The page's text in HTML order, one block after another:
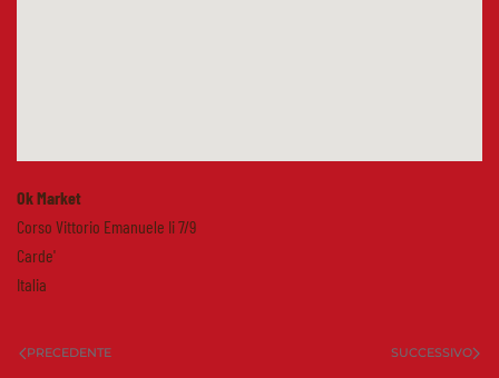
Ok Market
Corso Vittorio Emanuele Ii 7/9
Carde'
Italia
PRECEDENTE SUCCESSIVO